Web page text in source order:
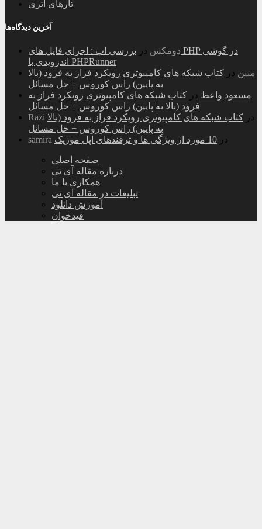
تارهای اتری
آخرین دیدگاه‌ها
دومکس در بررسی اپ : اجرای فایل های PHP در گوشی
اندرویدی با PHPRunner
مبین در کتاب شبکه های کامپیوتری رویکرد فراز به فرود (بالا
به پایین) راس کوروس + حل مسائل
مسعود واعظ در کتاب شبکه های کامپیوتری رویکرد فراز به
فرود (بالا به پایین) راس کوروس + حل مسائل
Razi
در کتاب شبکه های کامپیوتری رویکرد فراز به فرود (بالا
به پایین) راس کوروس + حل مسائل
samira
در 10 مورد از ویژگی ها و ترفندهای اپل موزیک
صفحه اصلی
درباره مقاله آی تی
همکاری با ما
تبلیغات در مقاله آی تی
آموزش دانلود
فیدخوان